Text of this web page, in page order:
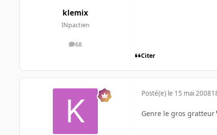
klemix
INpactien
68
messages
Citer
Posté(e) le 15 mai 2008
Genre le gros gratteur